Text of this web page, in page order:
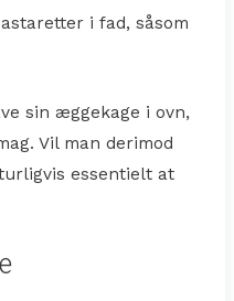
i fad, såsom
sin æggekage i ovn,
Vil man derimod
essentielt at